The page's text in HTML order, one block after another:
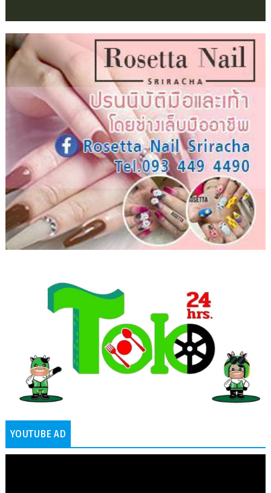
YOUTUBE AD